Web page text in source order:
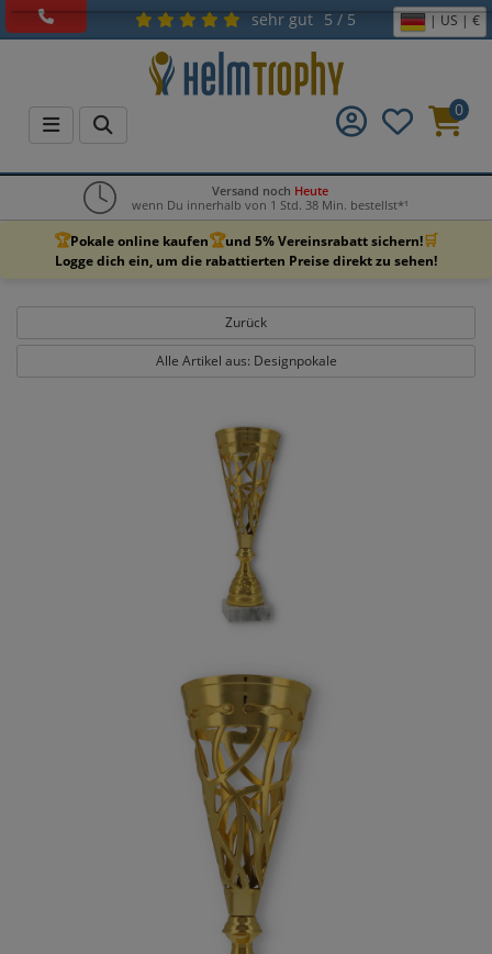
sehr gut 5 / 5 | US | €
0
Versand noch Heute
wenn Du innerhalb von 1 Std. 38 Min. bestellst*¹
🏆Pokale online kaufen🏆und 5% Vereinsrabatt sichern!🛒
Logge dich ein, um die rabattierten Preise direkt zu sehen!
Zurück
Alle Artikel aus: Designpokale